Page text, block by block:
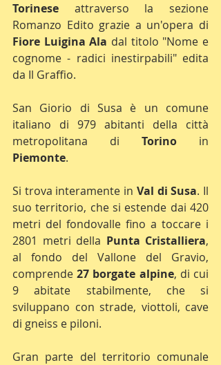
Torinese attraverso la sezione
Fiore Luigina Ala dal titolo "Nome e
cognome - radici inestirpabili" edita
da Il Graffio.
San Giorio di Susa è un comune
italiano di 979 abitanti della città
metropolitana di Torino
Piemonte.
Si trova interamente in Val di Susa. Il
suo territorio, che si estende dai 420
metri del fondovalle fino a toccare i
2801 metri della Punta Cristalliera,
al fondo del Vallone del Gravio,
comprende 27 borgate alpine, di cui
9 abitate stabilmente, che si
sviluppano con strade, viottoli, cave
di gneiss e piloni.
Gran parte del territorio comunale